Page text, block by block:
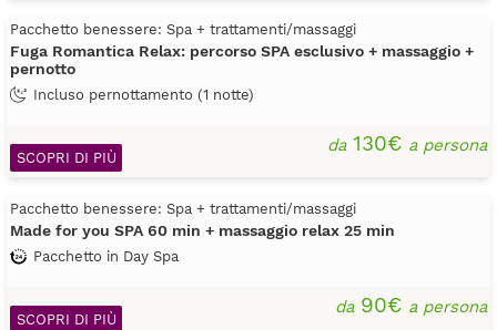
Pacchetto benessere: Spa + trattamenti/massaggi
Fuga Romantica Relax: percorso SPA esclusivo + massaggio +
pernotto
Incluso pernottamento (1 notte)
da130€ a persona
SCOPRI DI PIÙ
Pacchetto benessere: Spa + trattamenti/massaggi
Made for you SPA 60 min + massaggio relax 25 min
Pacchetto in Day Spa
da90€ a persona
SCOPRI DI PIÙ